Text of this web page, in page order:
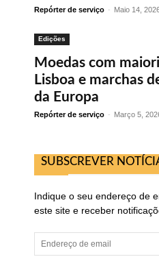
Repórter de serviço - Maio 14,
Edições
Moedas com
Lisboa e marchas
da Europa
Repórter de serviço - Março 5,
SUBSCREVER
Indique o seu endereço de
este site e receber
Endereço
de